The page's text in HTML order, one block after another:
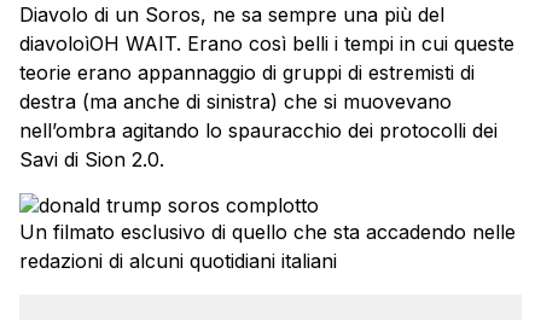
Diavolo di un Soros, ne sa sempre una più del
diavoloìOH WAIT. Erano così belli i tempi in cui queste
teorie erano appannaggio di gruppi di estremisti di
destra (ma anche di sinistra) che si muovevano
nell’ombra agitando lo spauracchio dei protocolli dei
Savi di Sion 2.0.
Un filmato esclusivo di quello che sta accadendo nelle
redazioni di alcuni quotidiani italiani